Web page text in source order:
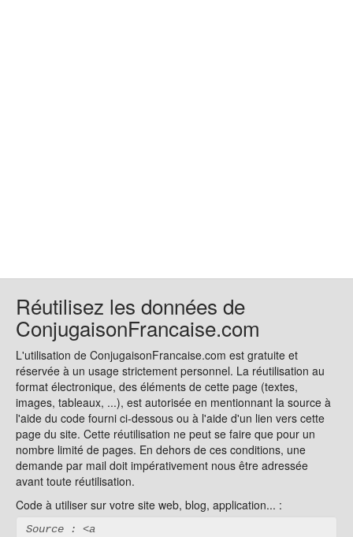
Réutilisez les données de
ConjugaisonFrancaise.com
L'utilisation de ConjugaisonFrancaise.com est gratuite et
réservée à un usage strictement personnel. La réutilisation au
format électronique, des éléments de cette page (textes,
images, tableaux, ...), est autorisée en mentionnant la source à
l'aide du code fourni ci-dessous ou à l'aide d'un lien vers cette
page du site. Cette réutilisation ne peut se faire que pour un
nombre limité de pages. En dehors de ces conditions, une
demande par mail doit impérativement nous être adressée
avant toute réutilisation.
Code à utiliser sur votre site web, blog, application... :